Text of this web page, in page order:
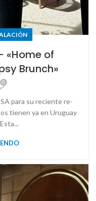
«Home of
Brunch»
0
para su reciente re-
tienen ya en Uruguay